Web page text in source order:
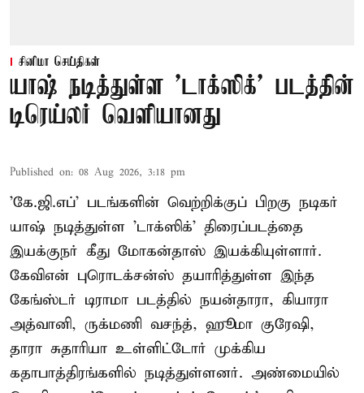
சினிமா செய்திகள்
யாஷ் நடித்துள்ள 'டாக்‌ஸிக்' படத்தின்
டிரெய்லர் வெளியானது
Published on: 08 Aug 2026, 3:18 pm
'கே.ஜி.எப்' படங்களின் வெற்றிக்குப் பிறகு நடிகர்
யாஷ் நடித்துள்ள 'டாக்ஸிக்' திரைப்படத்தை
இயக்குநர் கீது மோகன்தாஸ் இயக்கியுள்ளார்.
கேவிஎன் புரொடக்சன்ஸ் தயாரித்துள்ள இந்த
கேங்ஸ்டர் டிராமா படத்தில் நயன்தாரா, கியாரா
அத்வானி, ருக்மணி வசந்த், ஹூமா குரேஷி,
தாரா சுதாரியா உள்ளிட்டோர் முக்கிய
கதாபாத்திரங்களில் நடித்துள்ளனர். அண்மையில்